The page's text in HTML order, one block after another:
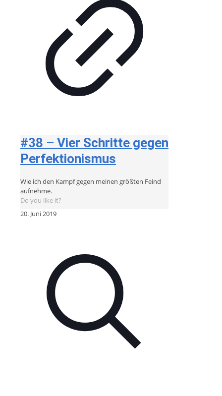
#38 – Vier Schritte gegen
Perfektionismus
Wie ich den Kampf gegen meinen größten Feind
aufnehme.
Do you like it?
20. Juni 2019